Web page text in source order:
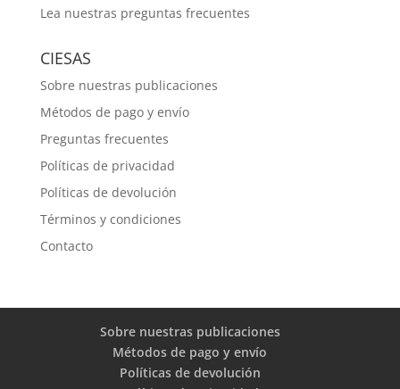
Lea nuestras preguntas frecuentes
CIESAS
Sobre nuestras publicaciones
Métodos de pago y envío
Preguntas frecuentes
Políticas de privacidad
Políticas de devolución
Términos y condiciones
Contacto
Sobre nuestras publicaciones
Métodos de pago y envío
Políticas de devolución